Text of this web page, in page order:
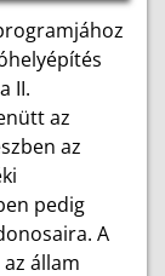
II.
az
az
pedig
A
állam